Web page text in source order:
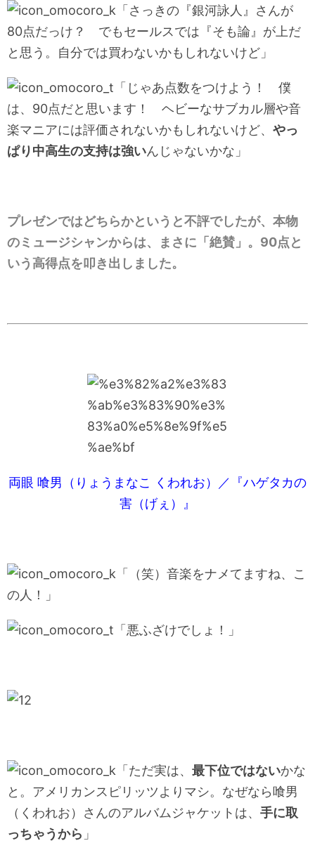
「さっきの『銀河詠人』さんが
80点だっけ？ でもセールスでは『そも論』が上だ
と思う。自分では買わないかもしれないけど」
「じゃあ点数をつけよう！ 僕
は、90点だと思います！ ヘビーなサブカル層や音
楽マニアには評価されないかもしれないけど、 やっ
ぱり中高生の支持は強いんじゃないかな」
プレゼンではどちらかというと不評でしたが、本物
のミュージシャンからは、まさに「絶賛」。90点と
いう高得点を叩き出しました。
両眼 喰男（りょうまなこ くわれお）／『ハゲタカの
害（げぇ）』
「（笑）音楽をナメてますね、こ
の人！」
「悪ふざけでしょ！」
「ただ実は、 最下位ではないかな
と。アメリカンスピリッツよりマシ。なぜなら喰男
（くわれお）さんのアルバムジャケットは、 手に取
っちゃうから 」